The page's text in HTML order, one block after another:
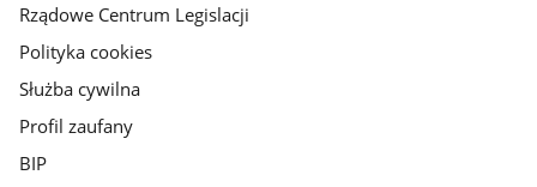
Rządowe Centrum Legislacji
Polityka cookies
Służba cywilna
Profil zaufany
BIP